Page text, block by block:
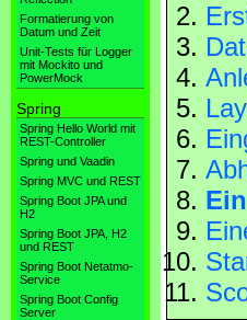
Formatierung von
Datum und Zeit
Unit-Tests für Logger
mit Mockito und
PowerMock
Spring
Spring Hello World mit
REST-Controller
Spring und Vaadin
Spring MVC und REST
Spring Boot JPA und
H2
Spring Boot JPA, H2
und REST
Spring Boot Netatmo-
Service
Spring Boot Config
Server